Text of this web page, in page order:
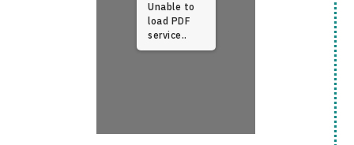
Unable to
load PDF
service..